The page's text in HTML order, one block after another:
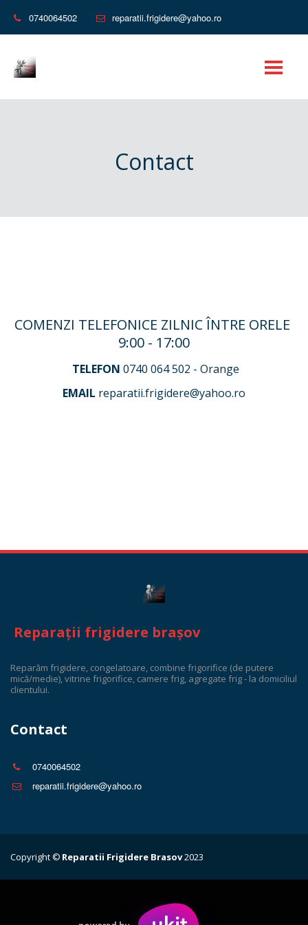
0740064502 reparatii.frigidere@yahoo.ro
Contact
COMENZI TELEFONICE ZILNIC ÎNTRE ORELE
9:00 - 17:00
TELEFON 0740 064 502 - Orange
EMAIL reparatii.frigidere@yahoo.ro
Reparații frigidere brașov
Reparăm frigidere, congelatoare, combine frigorifice (de putere
mică/medie), vitrine frigorifice, camere frig, agregate frig - la domiciliul
clientului.
Contact
0740064502
reparatii.frigidere@yahoo.ro
Copyright © Reparatii Frigidere Brasov 2023